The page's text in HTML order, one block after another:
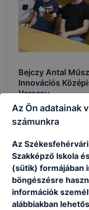
Bejczy Antal
Innovációs
Verseny
Az Ön adatainak
számunkra
Az
Szakképző Iskola
(sütik) formájában
böngészésre
információk
alábbiakban